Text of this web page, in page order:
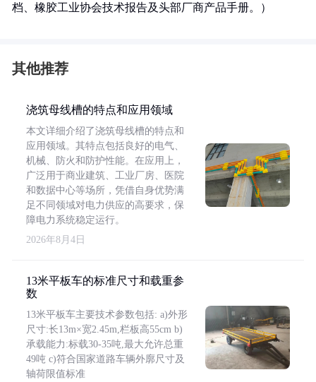
档、橡胶工业协会技术报告及头部厂商产品手册。）
其他推荐
浇筑母线槽的特点和应用领域
本文详细介绍了浇筑母线槽的特点和
应用领域。其特点包括良好的电气、
机械、防火和防护性能。在应用上，
广泛用于商业建筑、工业厂房、医院
和数据中心等场所，凭借自身优势满
足不同领域对电力供应的高要求，保
障电力系统稳定运行。
2026年8月4日
13米平板车的标准尺寸和载重参
数
13米平板车主要技术参数包括: a)外形
尺寸:长13m×宽2.45m,栏板高55cm b)
承载能力:标载30-35吨,最大允许总重
49吨 c)符合国家道路车辆外廓尺寸及
轴荷限值标准